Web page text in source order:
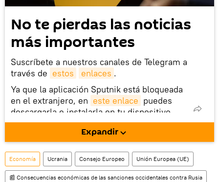
No te pierdas las noticias
más importantes
Suscríbete a nuestros canales de Telegram a
través de estos enlaces .
Ya que la aplicación Sputnik está bloqueada
en el extranjero, en este enlace puedes
descargarla e instalarla en tu dispositivo
móvil (¡solo para Android!).
También tenemos una cuenta en la red
social rusa VK .
Expandir
Economía Ucrania Consejo Europeo Unión Europea (UE)
📰 Consecuencias económicas de las sanciones occidentales contra Rusia